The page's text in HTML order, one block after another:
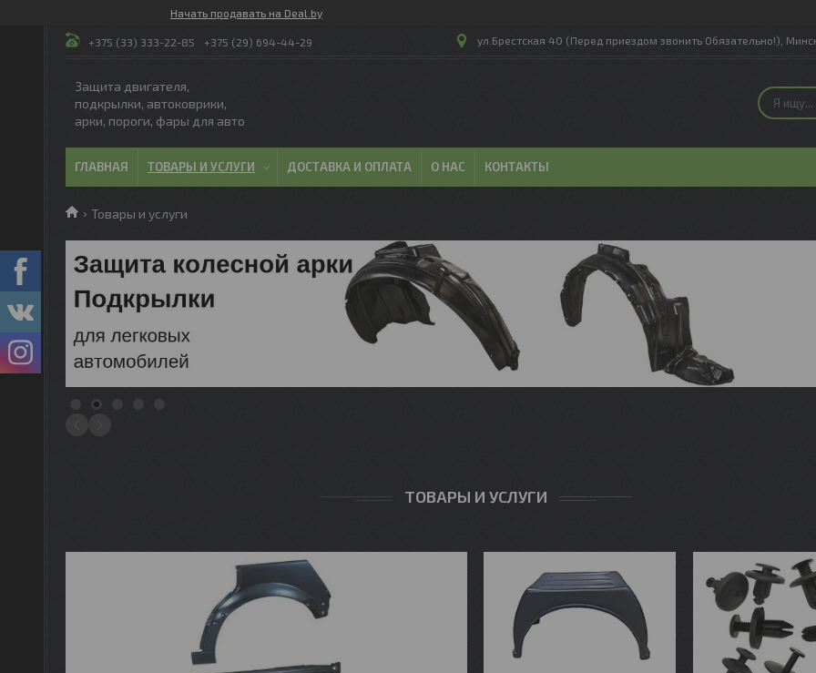
Начать продавать на Deal.by
+375 (33) 333-22-85 +375 (29) 694-44-29 ул.Брестская 40 (Перед приездом звонить Обязательно!),
Защита двигателя,
подкрылки, автоковрики,
арки, пороги, фары для авто
ГЛАВНАЯ ТОВАРЫ И УСЛУГИ ДОСТАВКА И ОПЛАТА О НАС КОНТАКТЫ
Товары и услуги
ТОВАРЫ И УСЛУГИ